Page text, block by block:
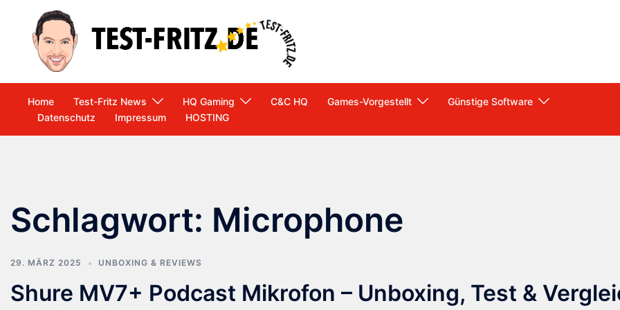
springen
Home Test-Fritz News HQ Gaming C&C HQ Games-Vorgestellt
Günstige Software
Datenschutz
Impressum HOSTING
Schlagwort: Microphone
29. MÄRZ 2025 UNBOXING & REVIEWS
Shure MV7+ Podcast Mikrofon – Unboxing, Test &